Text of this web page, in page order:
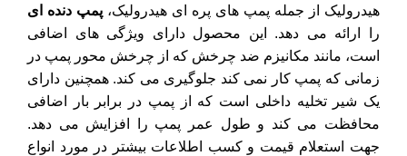
هیدرولیک از جمله پمپ های پره ای هیدرولیک، پمپ دنده ای
را ارائه می دهد. این محصول دارای ویژگی های اضافی
است، مانند مکانیزم ضد چرخش که از چرخش محور پمپ در
زمانی که پمپ کار نمی کند جلوگیری می کند. همچنین دارای
یک شیر تخلیه داخلی است که از پمپ در برابر بار اضافی
محافظت می کند و طول عمر پمپ را افزایش می دهد.
جهت استعلام قیمت و کسب اطلاعات بیشتر در مورد انواع